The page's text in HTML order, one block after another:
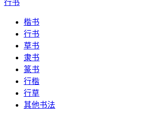
行书
楷书
行书
草书
隶书
篆书
行楷
行草
其他书法